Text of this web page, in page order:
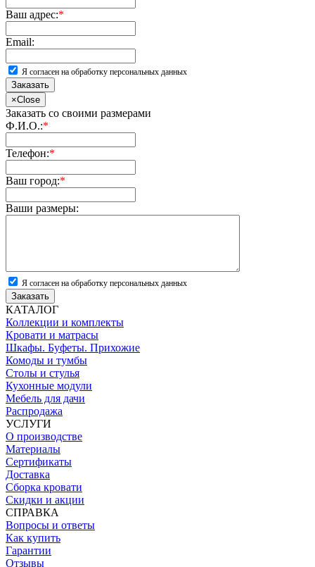
Ваш адрес:*
Email:
Я согласен на обработку персональных данных
Заказать
×Close
Заказать со своими размерами
Ф.И.О.:*
Телефон:*
Ваш город:*
Ваши размеры:
Я согласен на обработку персональных данных
Заказать
КАТАЛОГ
Коллекции и комплекты
Кровати и матрасы
Шкафы. Буфеты. Прихожие
Комоды и тумбы
Столы и стулья
Кухонные модули
Мебель для дачи
Распродажа
УСЛУГИ
О производстве
Материалы
Сертификаты
Доставка
Сборка кровати
Скидки и акции
СПРАВКА
Вопросы и ответы
Как купить
Гарантии
Отзывы